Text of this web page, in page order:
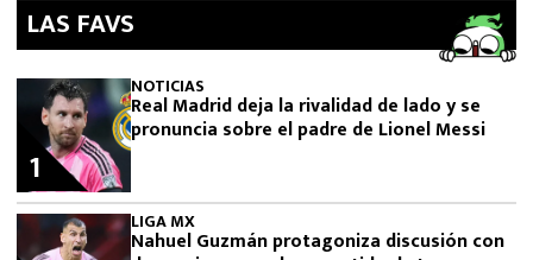
LAS FAVS
NOTICIAS
Real Madrid deja la rivalidad de lado y se
pronuncia sobre el padre de Lionel Messi
1
LIGA MX
Nahuel Guzmán protagoniza discusión con